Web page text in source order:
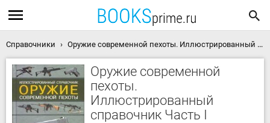
Справочники Оружие современной пехоты. Иллюстрированный справочник Часть I скачать книгу
Оружие современной
пехоты.
Иллюстрированный
справочник Часть I